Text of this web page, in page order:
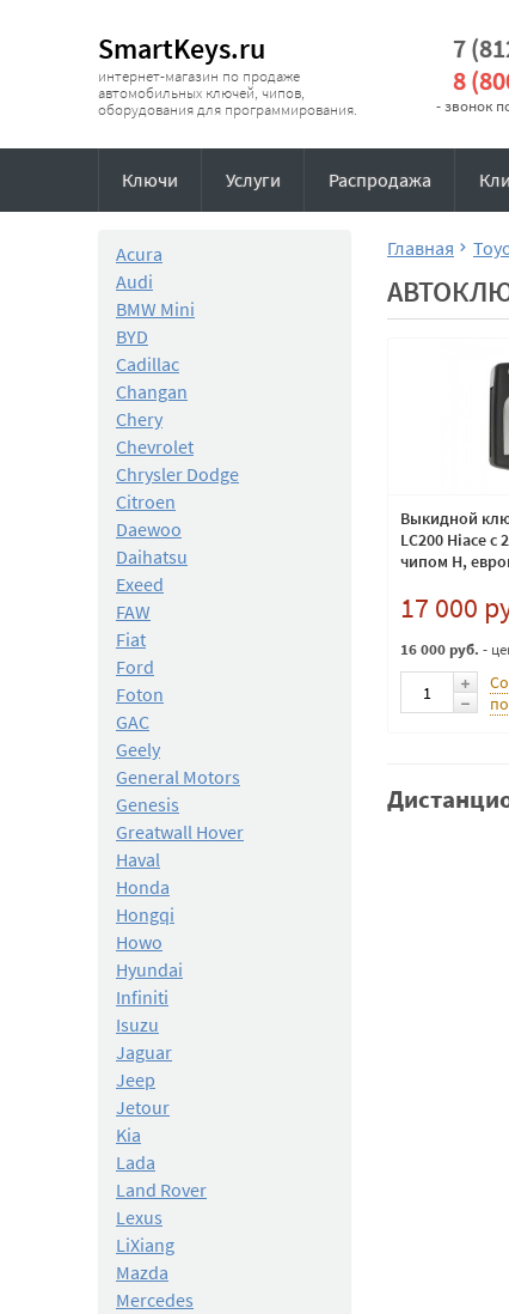
SmartKeys.ru
интернет-магазин по продаже
автомобильных ключей, чипов,
оборудования для программирования.
7
8
- звонок
Ключи Услуги Распродажа
Acura
Audi
BMW Mini
BYD
Cadillac
Changan
Chery
Chevrolet
Chrysler Dodge
Citroen
Daewoo
Daihatsu
Exeed
FAW
Fiat
Ford
Foton
GAC
Geely
General Motors
Genesis
Greatwall Hover
Haval
Honda
Hongqi
Howo
Hyundai
Infiniti
Isuzu
Jaguar
Jeep
Jetour
Kia
Lada
Land Rover
Lexus
LiXiang
Mazda
Mercedes
Главная
Выкидной
LC200 Hiace с
чипом H,
17 000
16 000 руб. -